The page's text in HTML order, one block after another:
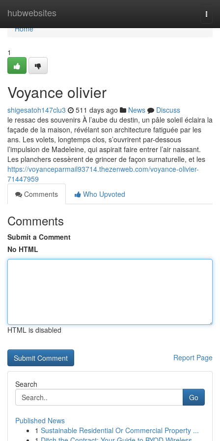
hubwebsites
Home
Home
1
Voyance olivier
shigesatoh147clu3 511 days ago News
Discuss
le ressac des souvenirs À l’aube du destin, un pâle soleil éclaira la
façade de la maison, révélant son architecture fatiguée par les
ans. Les volets, longtemps clos, s’ouvrirent par-dessous
l’impulsion de Madeleine, qui aspirait faire entrer l’air naissant.
Les planchers cessèrent de grincer de façon surnaturelle, et les
https://voyanceparmail93714.thezenweb.com/voyance-olivier-
71447959
Comments
Who Upvoted
Comments
Submit a Comment
No HTML
HTML is disabled
Report Page
Search
Go
Published News
1 Sustainable Residential Or Commercial Property ...